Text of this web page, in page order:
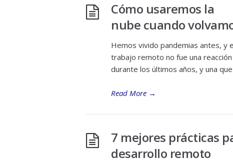
Cómo usaremos la
nube cuando
Hemos vivido pandemias antes, y
trabajo remoto no fue una
durante los últimos años, y una
Read More →
7 mejores prácticas
desarrollo remoto